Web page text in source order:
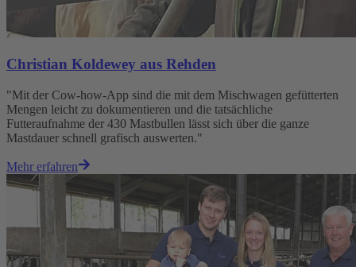
Christian Koldewey aus Rehden
"Mit der Cow-how-App sind die mit dem Mischwagen gefütterten
Mengen leicht zu dokumentieren und die tatsächliche
Futteraufnahme der 430 Mastbullen lässt sich über die ganze
Mastdauer schnell grafisch auswerten."
Mehr erfahren